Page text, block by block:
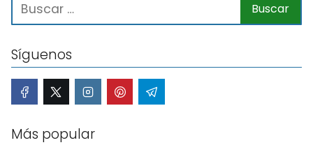
Síguenos
Más popular